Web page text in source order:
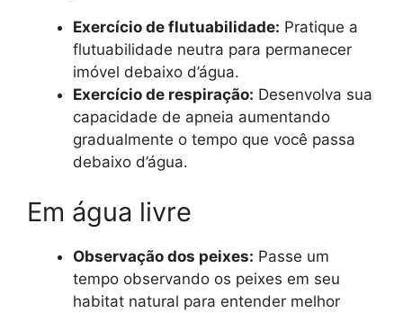
Exercício de flutuabilidade: Pratique a
flutuabilidade neutra para permanecer
imóvel debaixo d’água.
Exercício de respiração: Desenvolva sua
capacidade de apneia aumentando
gradualmente o tempo que você passa
debaixo d’água.
Em água livre
Observação dos peixes: Passe um
tempo observando os peixes em seu
habitat natural para entender melhor